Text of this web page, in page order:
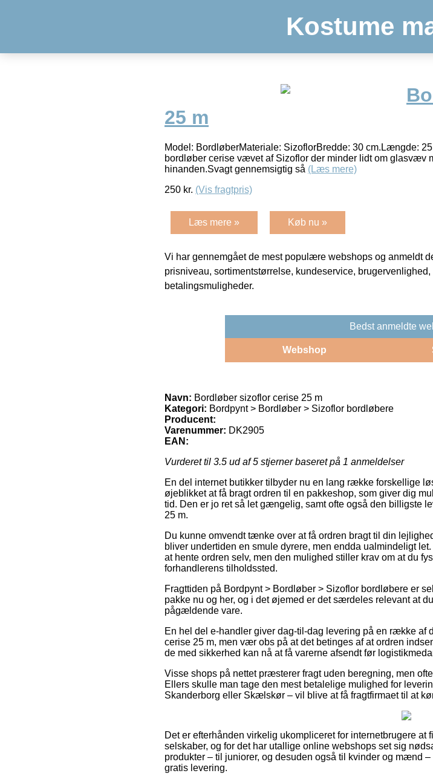
Kostume
25 m
Model: BordløberMateriale: SizoflorBredde: 30 cm.Længde:
bordløber cerise vævet af Sizoflor der minder lidt om glasvæv
hinanden.Svagt gennemsigtig så (Læs mere)
250 kr. (Vis fragtpris)
Læs mere » Køb nu »
Vi har gennemgået de mest populære webshops og anmeldt
prisniveau, sortimentstørrelse, kundeservice,
betalingsmuligheder.
Bedst anmeldte
Webshop
Navn: Bordløber sizoflor cerise 25 m
Kategori: Bordpynt > Bordløber > Sizoflor bordløbere
Producent:
Varenummer: DK2905
EAN:
Vurderet til 3.5 ud af 5 stjerner baseret på 1 anmeldelser
En del internet butikker tilbyder nu en lang række forskellige
øjeblikket at få bragt ordren til en pakkeshop, som giver dig
tid. Den er jo ret så let gængelig, samt ofte også den billigste
25 m.
Du kunne omvendt tænke over at få ordren bragt til din
bliver undertiden en smule dyrere, men endda ualmindeligt
at hente ordren selv, men den mulighed stiller krav om at du
forhandlerens tilholdssted.
Fragttiden på Bordpynt > Bordløber > Sizoflor bordløbere er
pakke nu og her, og i det øjemed er det særdeles relevant at
pågældende vare.
En hel del e-handler giver dag-til-dag levering på en række af
cerise 25 m, men vær obs på at det betinges af at ordren
de med sikkerhed kan nå at få varerne afsendt før
Visse shops på nettet præsterer fragt uden beregning, men
Ellers skulle man tage den mest betalelige mulighed for
Skanderborg eller Skælskør – vil blive at få fragtfirmaet til at
Det er efterhånden virkelig ukompliceret for internetbrugere
selskaber, og for det har utallige online webshops set sig
produkter – til juniorer, og desuden også til kvinder og mænd
gratis levering.